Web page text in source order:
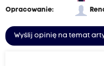
Opracowanie:
Wyślij opinię na temat